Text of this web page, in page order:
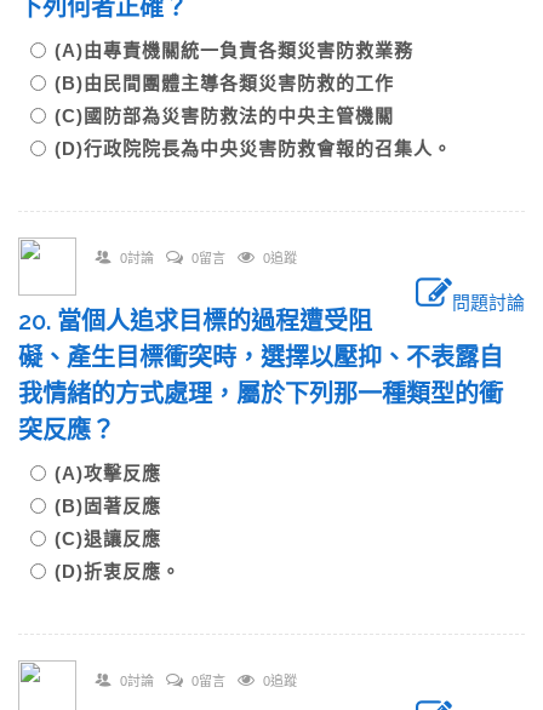
下列何者正確？
(A)由專責機關統一負責各類災害防救業務
(B)由民間團體主導各類災害防救的工作
(C)國防部為災害防救法的中央主管機關
(D)行政院院長為中央災害防救會報的召集人。
0討論 0留言 0追蹤
問題討論
20. 當個人追求目標的過程遭受阻
礙、產生目標衝突時，選擇以壓抑、不表露自
我情緒的方式處理，屬於下列那一種類型的衝
突反應？
(A)攻擊反應
(B)固著反應
(C)退讓反應
(D)折衷反應。
0討論 0留言 0追蹤